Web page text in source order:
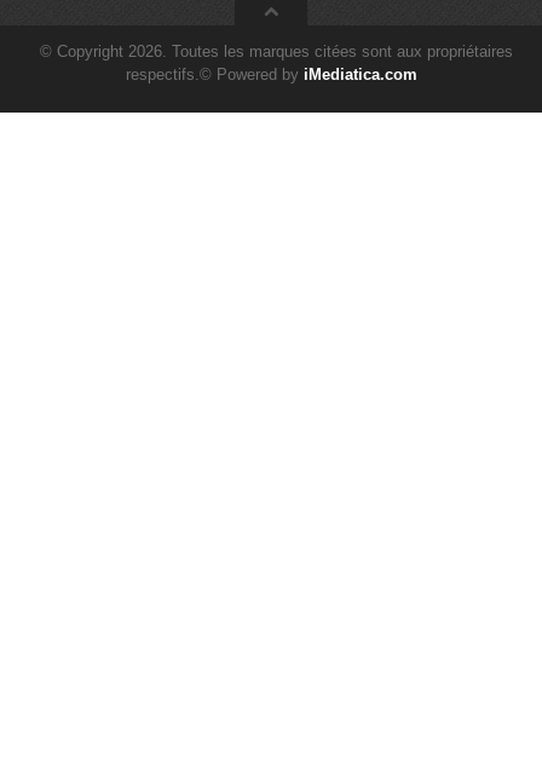
© Copyright 2026. Toutes les marques citées sont aux propriétaires
respectifs.© Powered by iMediatica.com